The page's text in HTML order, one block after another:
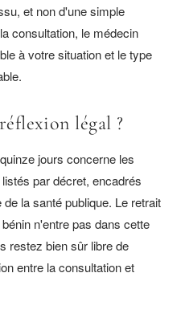
et non d'une simple
consultation, le médecin
à votre situation et le type
légal ?
jours concerne les
par décret, encadrés
la santé publique. Le retrait
n'entre pas dans cette
restez bien sûr libre de
entre la consultation et